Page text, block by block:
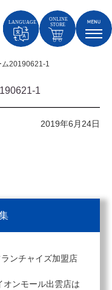
20190621-1
1
2019年6月24日
ンチャイズ加盟店
オンモール出雲店は